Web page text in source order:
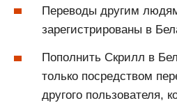
Переводы другим
зарегистрированы в
Пополнить Скрилл в
только посредством
другого пользователя,